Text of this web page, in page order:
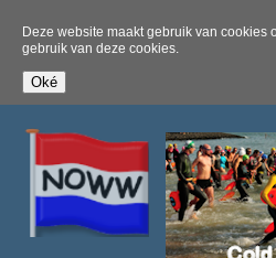
Deze website maakt gebruik van cookies
gebruik van deze cookies.